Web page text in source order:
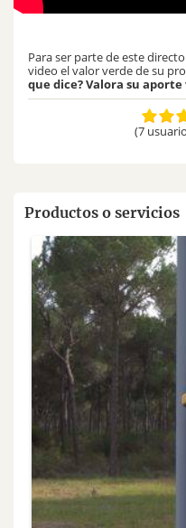
Para ser parte de este
video el valor verde de su
que dice? Valora su aporte
(7
Productos o servicios